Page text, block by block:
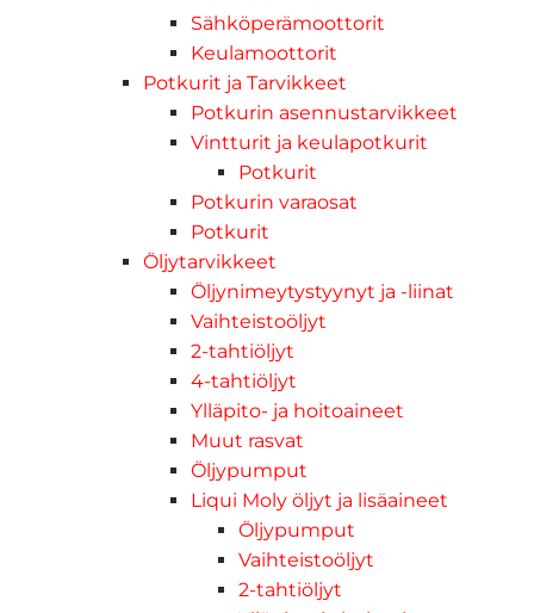
Sähköperämoottorit
Keulamoottorit
Potkurit ja Tarvikkeet
Potkurin asennustarvikkeet
Vintturit ja keulapotkurit
Potkurit
Potkurin varaosat
Potkurit
Öljytarvikkeet
Öljynimeytystyynyt ja -liinat
Vaihteistoöljyt
2-tahtiöljyt
4-tahtiöljyt
Ylläpito- ja hoitoaineet
Muut rasvat
Öljypumput
Liqui Moly öljyt ja lisäaineet
Öljypumput
Vaihteistoöljyt
2-tahtiöljyt